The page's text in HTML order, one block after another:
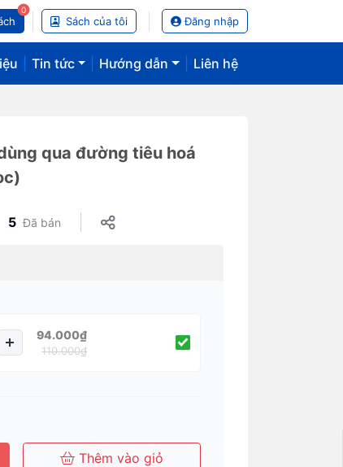
0
Sách của tôi Đăng nhập
Tin tức Hướng dẫn Liên hệ
qua đường tiêu hoá
5 Đã bán
94.000₫
110.000₫
Thêm vào giỏ